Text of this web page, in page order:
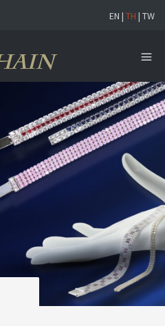
EN | TH | TW